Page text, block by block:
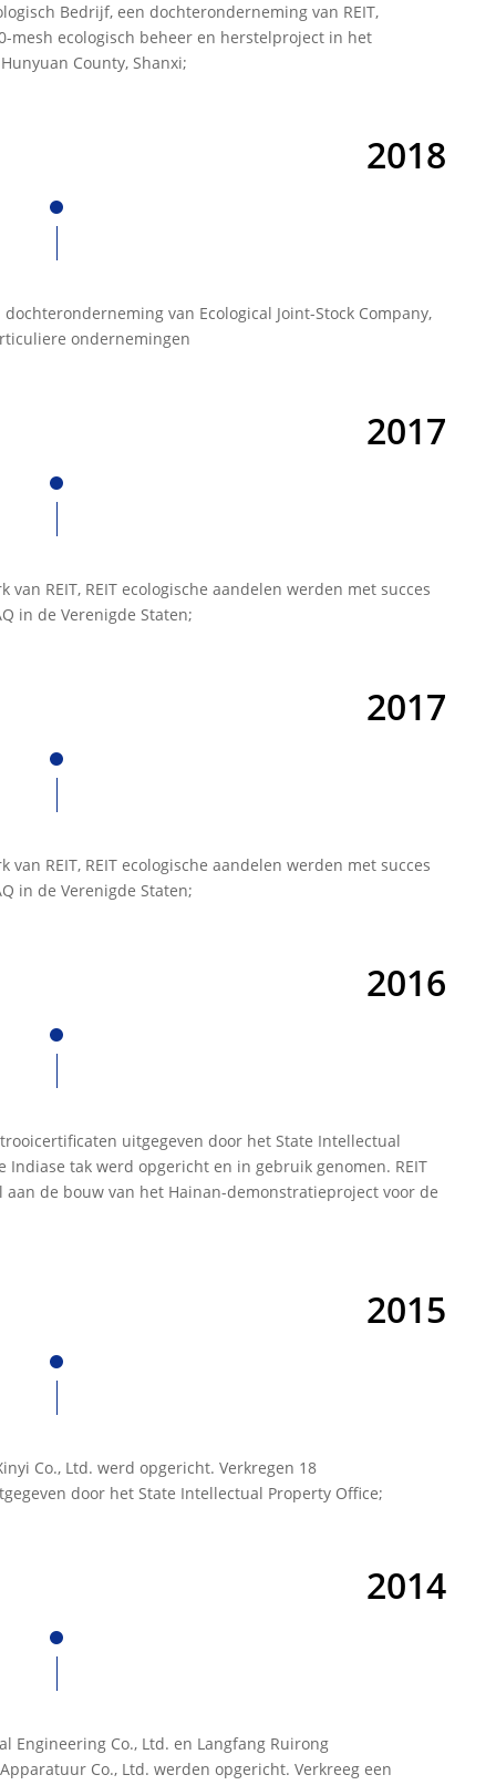
Bedrijf, een dochteronderneming van REIT,
mesh ecologisch beheer en herstelproject in het
County, Shanxi;
2018
dochteronderneming van Ecological Joint-Stock Company,
ondernemingen
2017
REIT, REIT ecologische aandelen werden met succes
in de Verenigde Staten;
2017
REIT, REIT ecologische aandelen werden met succes
in de Verenigde Staten;
2016
uitgegeven door het State Intellectual
Indiase tak werd opgericht en in gebruik genomen. REIT
aan de bouw van het Hainan-demonstratieproject voor de
2015
Co., Ltd. werd opgericht. Verkregen 18
door het State Intellectual Property Office;
2014
Engineering Co., Ltd. en Langfang Ruirong
Co., Ltd. werden opgericht. Verkreeg een